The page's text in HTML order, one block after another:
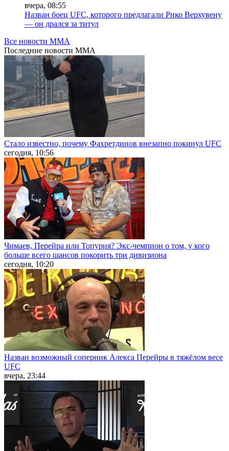
вчера, 08:55
Назван боец UFC, которого предлагали Рико Верхувену
— он дрался за титул
Все новости MMA
Последние новости MMA
Стало известно, почему Фахретдинов внезапно покинул UFC
сегодня, 10:56
Чимаев, Перейра или Топурия? Экс-чемпион о том, у кого
больше всего шансов покорить три дивизиона
сегодня, 10:20
Назван возможный соперник Алекса Перейры в тяжёлом весе
UFC
вчера, 23:44